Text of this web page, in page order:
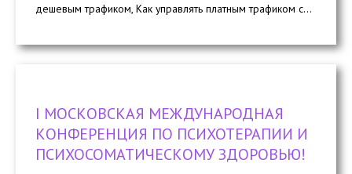
дешевым трафиком, Как управлять платным трафиком с...
I МОСКОВСКАЯ МЕЖДУНАРОДНАЯ
КОНФЕРЕНЦИЯ ПО ПСИХОТЕРАПИИ И
ПСИХОСОМАТИЧЕСКОМУ ЗДОРОВЬЮ!